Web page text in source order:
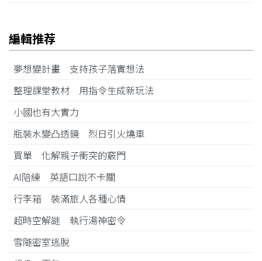
編輯推荐
夢想變計畫 支持孩子落實想法
整理課堂教材 用指令生成新玩法
小國也有大實力
瓶裝水變凸透鏡 烈日引火燒車
買單 化解親子衝突的竅門
AI陪練 英語口說不卡關
行李箱 裝滿旅人各種心情
超時空解謎 執行湯神密令
雪隧密室逃脫